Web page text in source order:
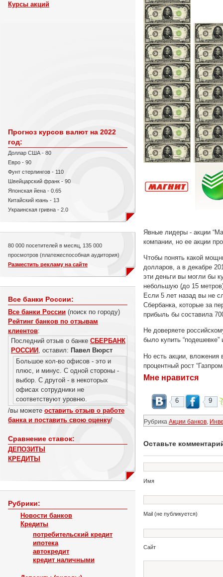
Курсы акций
Прогноз курсов валют на 2022
год:
Доллар США - 80
Евро - 90
Фунт стерлингов - 110
Швейцарский франк - 90
Японская йена - 0.65
Китайский юань - 13
Украинская гривна - 2.0
80 000 посетителей в месяц, 135 000
просмотров (платежеспособная аудитория)
Разместить рекламу на сайте
Все банки России:
Все банки России (поиск по городу)
Рейтинг банков по отзывам
клиентов:
Последний отзыв о банке СБЕРБАНК
РОССИИ , оставил: Павел Вюрст
Большое кол-во офисов - это и
плюс, и минус. С одной стороны -
выбор. С другой - в некоторых
офисах сотрудники не
соответствуют уровню.
/вы можете оставить отзыв о работе
банка и поставить свою оценку/
Сравнение ставок:
ДЕПОЗИТЫ
КРЕДИТЫ
Рубрики:
Новости банков
Кредиты
потребительский кредит
ипотека
автокредит
кредит наличными
Явные лидеры - акции
компании, но ее акции
Чтобы понять какой
долларов, а в декабре
эти деньги вы могли бы
небольшую (до 15
Если 5 лет назад вы не
Сбербанка, которые за
прибыль бы составила
Не доверяете
было купить
Но есть акции, вложения
процентный рост
Мне нравится
6 9
Рубрика Акции банков
Оставьте
Имя
Mail (не публикуется)
Сайт